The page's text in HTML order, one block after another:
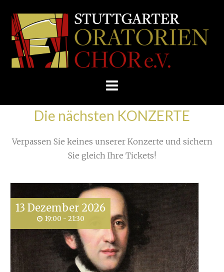
Skip
E.V.
Home Proben Zurück aus New York
Die nächsten KONZERTE
Verpassen Sie keines unserer Konzerte und sichern
Sie gleich Ihre Tickets!
13 Dezember 2026
19:00 - 21:30